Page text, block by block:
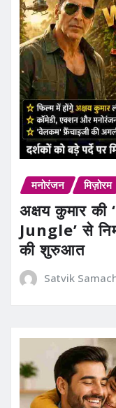
मनोरंजन मिज़ोरम
अक्षय कुमार
Jungle’ से
की शुरुआत
Satvik